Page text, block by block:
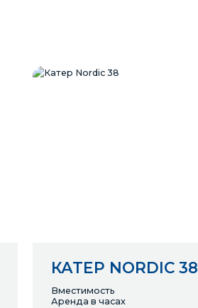
КАТЕР NORDIC 38
Вместимость
Аренда в часах